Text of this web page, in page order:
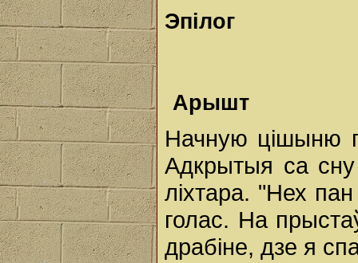
Эпілог
Арышт
Начную цішыню
Адкрытыя са сну
ліхтара. "Нех
голас. На
драбіне, дзе я